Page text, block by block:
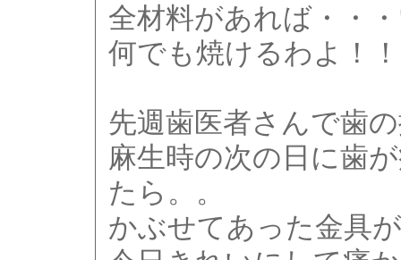
全材料があれば・・
何でも焼けるわよ！！
先週歯医者さんで歯
麻生時の次の日に歯
たら。。
かぶせてあった金具